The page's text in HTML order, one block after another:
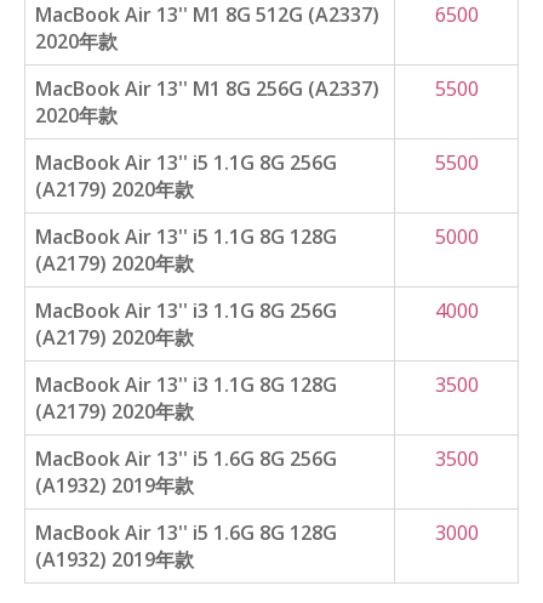
MacBook Air 13'' M1 8G 512G (A2337)
2020年款
6500
MacBook Air 13'' M1 8G 256G (A2337)
2020年款
5500
MacBook Air 13'' i5 1.1G 8G 256G
(A2179) 2020年款
5500
MacBook Air 13'' i5 1.1G 8G 128G
(A2179) 2020年款
5000
MacBook Air 13'' i3 1.1G 8G 256G
(A2179) 2020年款
4000
MacBook Air 13'' i3 1.1G 8G 128G
(A2179) 2020年款
3500
MacBook Air 13'' i5 1.6G 8G 256G
(A1932) 2019年款
3500
MacBook Air 13'' i5 1.6G 8G 128G
(A1932) 2019年款
3000